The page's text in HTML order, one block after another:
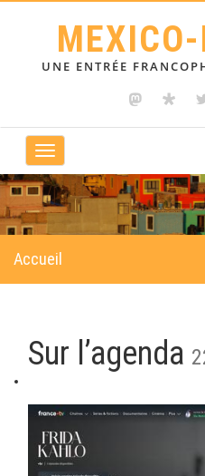
UNE ENTRÉE
Toggle
navigation
Accueil
Sur l’agenda